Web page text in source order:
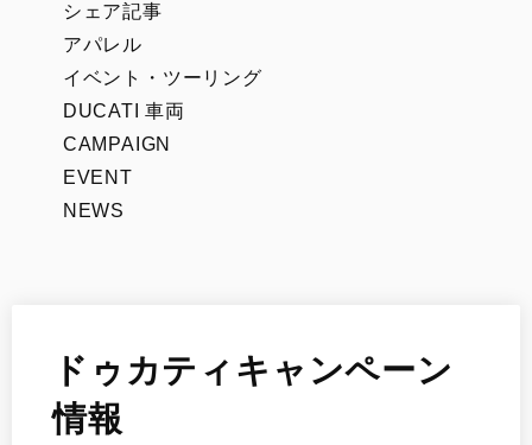
シェア記事
アパレル
イベント・ツーリング
DUCATI 車両
CAMPAIGN
EVENT
NEWS
ドゥカティキャンペーン
情報